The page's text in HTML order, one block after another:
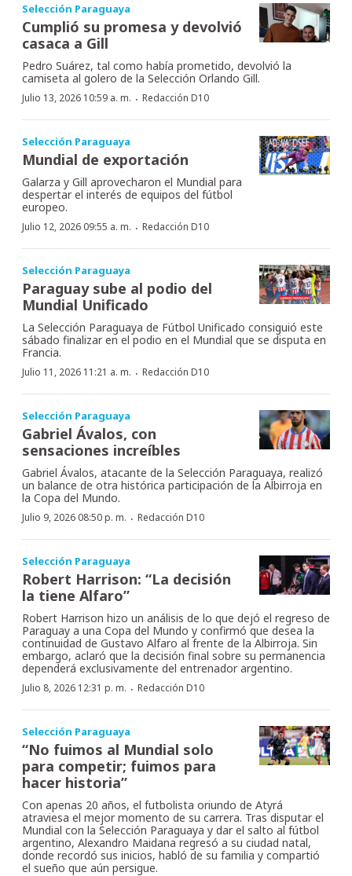
Selección Paraguaya
Cumplió su promesa y devolvió
casaca a Gill
Pedro Suárez, tal como había prometido, devolvió la
camiseta al golero de la Selección Orlando Gill.
Julio 13, 2026 10:59 a. m. · Redacción D10
Selección Paraguaya
Mundial de exportación
Galarza y Gill aprovecharon el Mundial para
despertar el interés de equipos del fútbol
europeo.
Julio 12, 2026 09:55 a. m. · Redacción D10
Selección Paraguaya
Paraguay sube al podio del
Mundial Unificado
La Selección Paraguaya de Fútbol Unificado consiguió este
sábado finalizar en el podio en el Mundial que se disputa en
Francia.
Julio 11, 2026 11:21 a. m. · Redacción D10
Selección Paraguaya
Gabriel Ávalos, con
sensaciones increíbles
Gabriel Ávalos, atacante de la Selección Paraguaya, realizó
un balance de otra histórica participación de la Albirroja en
la Copa del Mundo.
Julio 9, 2026 08:50 p. m. · Redacción D10
Selección Paraguaya
Robert Harrison: “La decisión
la tiene Alfaro”
Robert Harrison hizo un análisis de lo que dejó el regreso de
Paraguay a una Copa del Mundo y confirmó que desea la
continuidad de Gustavo Alfaro al frente de la Albirroja. Sin
embargo, aclaró que la decisión final sobre su permanencia
dependerá exclusivamente del entrenador argentino.
Julio 8, 2026 12:31 p. m. · Redacción D10
Selección Paraguaya
“No fuimos al Mundial solo
para competir; fuimos para
hacer historia”
Con apenas 20 años, el futbolista oriundo de Atyrá
atraviesa el mejor momento de su carrera. Tras disputar el
Mundial con la Selección Paraguaya y dar el salto al fútbol
argentino, Alexandro Maidana regresó a su ciudad natal,
donde recordó sus inicios, habló de su familia y compartió
el sueño que aún persigue.